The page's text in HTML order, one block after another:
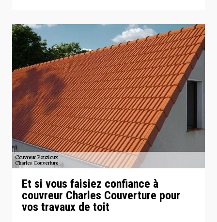
Et si vous faisiez confiance à
couvreur Charles Couverture pour
vos travaux de toit